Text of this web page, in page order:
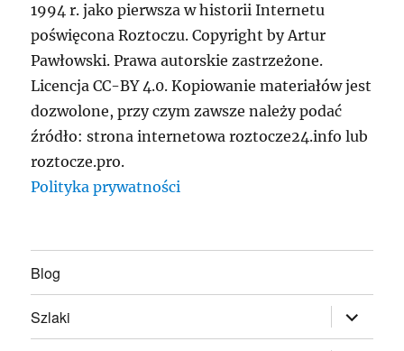
1994 r. jako pierwsza w historii Internetu
poświęcona Roztoczu. Copyright by Artur
Pawłowski. Prawa autorskie zastrzeżone.
Licencja CC-BY 4.0. Kopiowanie materiałów jest
dozwolone, przy czym zawsze należy podać
źródło: strona internetowa roztocze24.info lub
roztocze.pro.
Polityka prywatności
Blog
Szlaki rozwiń
menu
potomne